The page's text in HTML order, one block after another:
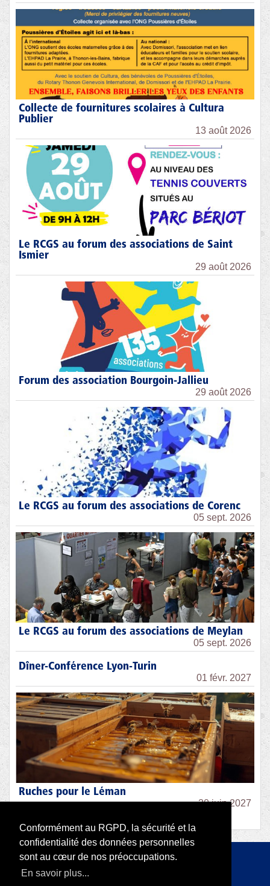
Conformément au RGPD, la sécurité et la
confidentialité des données personnelles
sont au cœur de nos préoccupations.
En savoir plus...
Collecte de fournitures scolaires à Cultura
Publier
13 août 2026
Le RCGS au forum des associations de Saint
Ismier
29 août 2026
Forum des association Bourgoin-Jallieu
29 août 2026
Le RCGS au forum des associations de Corenc
05 sept. 2026
Le RCGS au forum des associations de Meylan
05 sept. 2026
Dîner-Conférence Lyon-Turin
01 févr. 2027
Ruches pour le Léman
30 juin 2027
Copyright 2026 par RODI Platform